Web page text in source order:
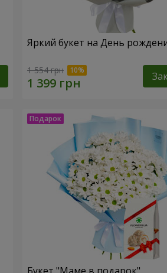
Яркий букет на День
1 554 грн
Букет "Маме в подарок"